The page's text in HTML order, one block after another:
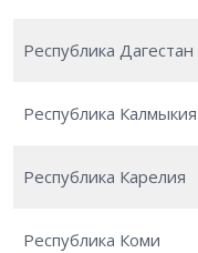
Республика Дагестан
Республика Калмыкия
Республика Карелия
Республика Коми